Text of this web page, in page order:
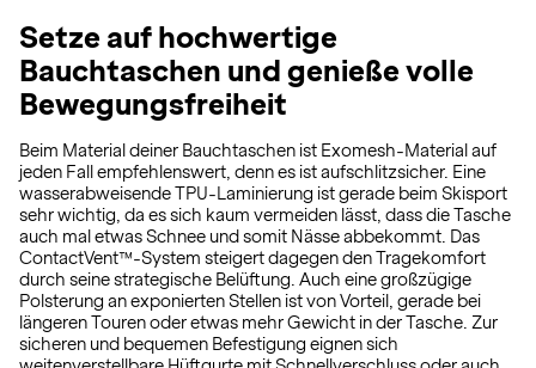
Setze auf hochwertige
Bauchtaschen und genieße volle
Bewegungsfreiheit
Beim Material deiner Bauchtaschen ist Exomesh-Material auf
jeden Fall empfehlenswert, denn es ist aufschlitzsicher. Eine
wasserabweisende TPU-Laminierung ist gerade beim Skisport
sehr wichtig, da es sich kaum vermeiden lässt, dass die Tasche
auch mal etwas Schnee und somit Nässe abbekommt. Das
ContactVent™-System steigert dagegen den Tragekomfort
durch seine strategische Belüftung. Auch eine großzügige
Polsterung an exponierten Stellen ist von Vorteil, gerade bei
längeren Touren oder etwas mehr Gewicht in der Tasche. Zur
sicheren und bequemen Befestigung eignen sich